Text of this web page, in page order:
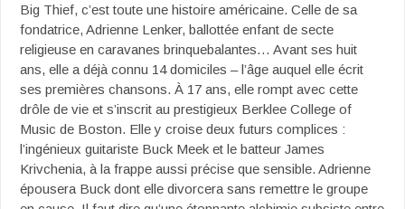
Big Thief, c’est toute une histoire américaine. Celle de sa
fondatrice, Adrienne Lenker, ballottée enfant de secte
religieuse en caravanes brinquebalantes… Avant ses huit
ans, elle a déjà connu 14 domiciles – l’âge auquel elle écrit
ses premières chansons. À 17 ans, elle rompt avec cette
drôle de vie et s’inscrit au prestigieux Berklee College of
Music de Boston. Elle y croise deux futurs complices :
l’ingénieux guitariste Buck Meek et le batteur James
Krivchenia, à la frappe aussi précise que sensible. Adrienne
épousera Buck dont elle divorcera sans remettre le groupe